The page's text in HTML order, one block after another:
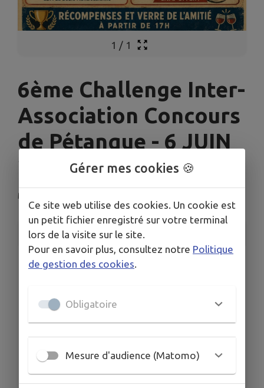
1 / 1
6ème Challenge Inter-
Association Concours
de Pétanque - 6 JUIN
2026
Montreux-Vieux
INFORMATIONS PRATIQUES
LIEU
Du ven. 15 mai au dim. 7 juin
HORAIRES
De 08h40 à 12h00
ORGANISÉ PAR
Gérer mes cookies 🍪
Ce site web utilise des cookies. Un cookie est
un petit fichier enregistré sur votre terminal
lors de la visite sur le site.
Pour en savoir plus, consultez notre Politique
de gestion des cookies
Obligatoire
Mesure d'audience (Matomo)